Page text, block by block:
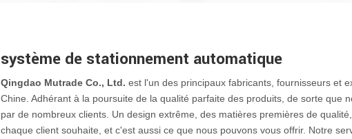
système de stationnement automatique
Qingdao Mutrade Co., Ltd. est l'un des principaux fabricants, fournisseurs et
Chine. Adhérant à la poursuite de la qualité parfaite des produits, de sorte que
par de nombreux clients. Un design extrême, des matières premières de
chaque client souhaite, et c'est aussi ce que nous pouvons vous offrir. Notre